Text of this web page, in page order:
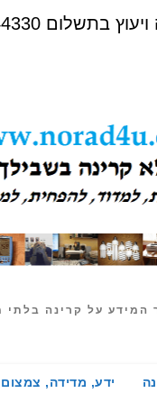
(א-ה 09:00-12:00)
המידע על קרינה בלתי
ידע, מדידה, צמצום,